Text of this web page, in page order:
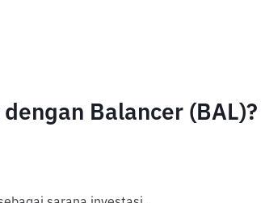
Balancer (BAL)?